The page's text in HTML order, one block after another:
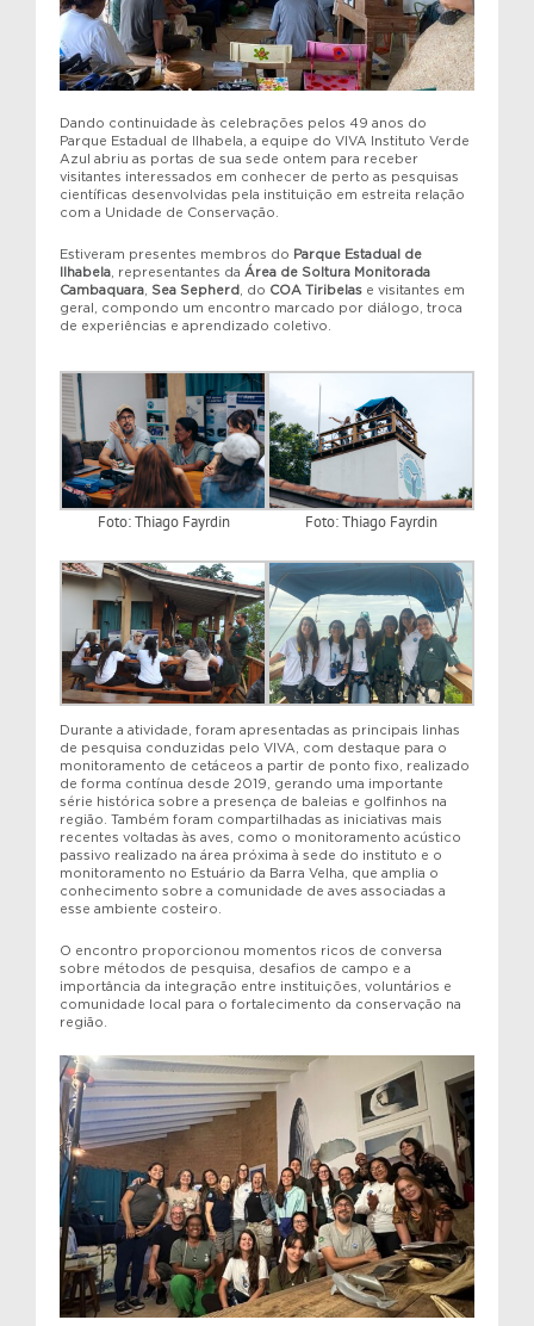
Dando continuidade às celebrações pelos 49 anos do
Parque Estadual de Ilhabela, a equipe do VIVA Instituto Verde
Azul abriu as portas de sua sede ontem para receber
visitantes interessados em conhecer de perto as pesquisas
científicas desenvolvidas pela instituição em estreita relação
com a Unidade de Conservação.
Estiveram presentes membros do Parque Estadual de
Ilhabela , representantes da Área de Soltura Monitorada
Cambaquara
Sea Sepherd , do COA Tiribelas e visitantes em
geral, compondo um encontro marcado por diálogo, troca
de experiências e aprendizado coletivo.
Foto: Thiago Fayrdin Foto: Thiago Fayrdin
Durante a atividade, foram apresentadas as principais linhas
de pesquisa conduzidas pelo VIVA, com destaque para o
monitoramento de cetáceos a partir de ponto fixo, realizado
de forma contínua desde 2019, gerando uma importante
série histórica sobre a presença de baleias e golfinhos na
região. Também foram compartilhadas as iniciativas mais
recentes voltadas às aves, como o monitoramento acústico
passivo realizado na área próxima à sede do instituto e o
monitoramento no Estuário da Barra Velha, que amplia o
conhecimento sobre a comunidade de aves associadas a
esse ambiente costeiro.
O encontro proporcionou momentos ricos de conversa
sobre métodos de pesquisa, desafios de campo e a
importância da integração entre instituições, voluntários e
comunidade local para o fortalecimento da conservação na
região.